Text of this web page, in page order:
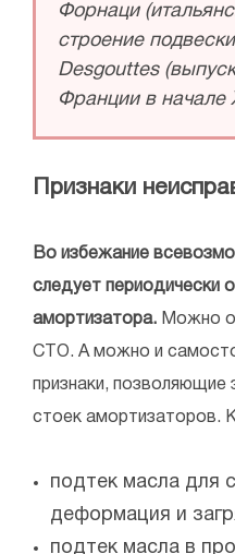
Форнаци
строение
Desgouttes
Франции в начале
Признаки
Во избежание
следует периодически
амортизатора. Можно
СТО. А можно и
признаки, позволяющие
стоек амортизаторов.
подтек масла для
деформация и
подтек масла в